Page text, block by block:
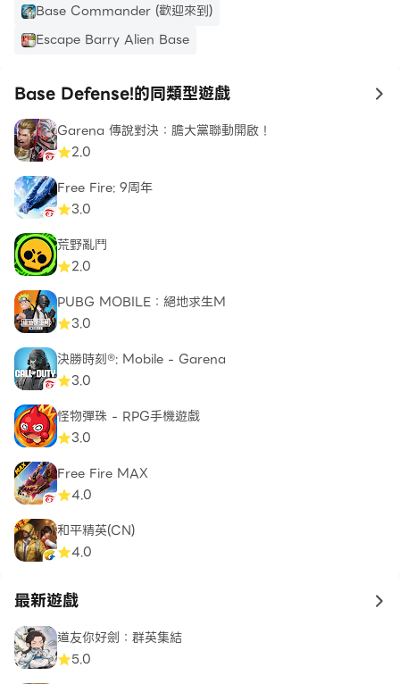
Base Commander (歡迎來到)
Escape Barry Alien Base
Base Defense!的同類型遊戲 to
Garena 傳說對決：膽大黨聯動開啟！
2.0
Free Fire: 9周年
3.0
荒野亂鬥
2.0
PUBG MOBILE：絕地求生M
3.0
決勝時刻®: Mobile - Garena
3.0
怪物彈珠 - RPG手機遊戲
3.0
Free Fire MAX
4.0
和平精英(CN)
4.0
最新遊戲 to
道友你好劍：群英集結
5.0